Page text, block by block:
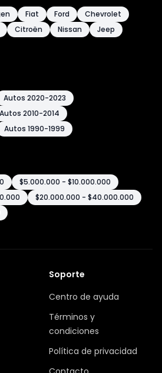
Fiat Ford
Chevrolet
Citroën Nissan
Jeep
Autos 2020-2023
Autos 2010-2014
Autos 1990-1999
$5.000.000 - $10.000.000
$20.000.000 - $40.000.000
Soporte
Centro de ayuda
Términos y
condiciones
Política de privacidad